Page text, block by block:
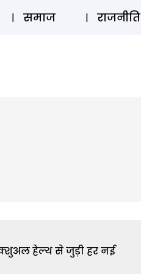
लॉग इन ⚲
समाज राजनीति
हेल्थ से जुड़ी हर नई